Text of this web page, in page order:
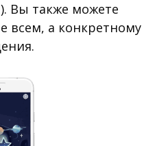
Вы также можете
всем, а конкретному